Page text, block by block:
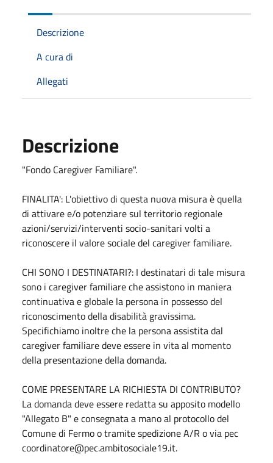
Descrizione
A cura di
Allegati
Descrizione
"Fondo Caregiver Familiare".
FINALITA': L'obiettivo di questa nuova misura è quella
di attivare e/o potenziare sul territorio regionale
azioni/servizi/interventi socio-sanitari volti a
riconoscere il valore sociale del caregiver familiare.
CHI SONO I DESTINATARI?: I destinatari di tale misura
sono i caregiver familiare che assistono in maniera
continuativa e globale la persona in possesso del
riconoscimento della disabilità gravissima.
Specifichiamo inoltre che la persona assistita dal
caregiver familiare deve essere in vita al momento
della presentazione della domanda.
COME PRESENTARE LA RICHIESTA DI CONTRIBUTO?
La domanda deve essere redatta su apposito modello
"Allegato B" e consegnata a mano al protocollo del
Comune di Fermo o tramite spedizione A/R o via pec
coordinatore@pec.ambitosociale19.it.